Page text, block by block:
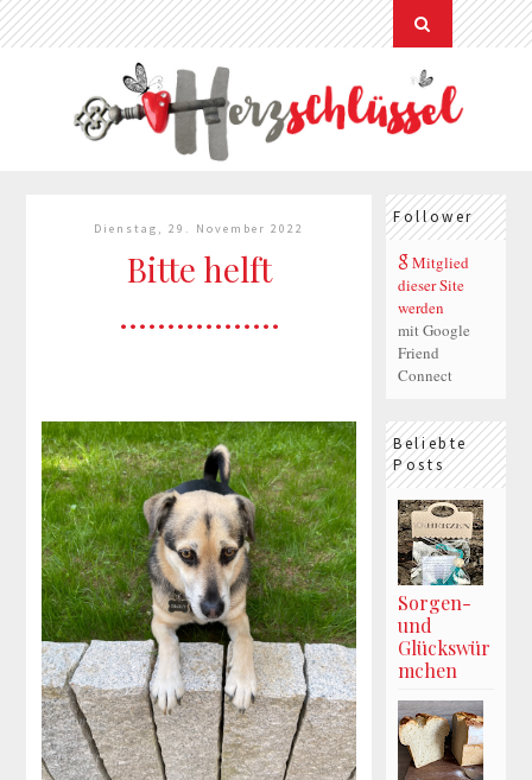
Dienstag, 29. November 2022
Bitte helft
.................
Follower
Mitglied
dieser Site
werden
mit Google
Friend
Connect
Beliebte
Posts
Sorgen-
und
Glückswür
mchen